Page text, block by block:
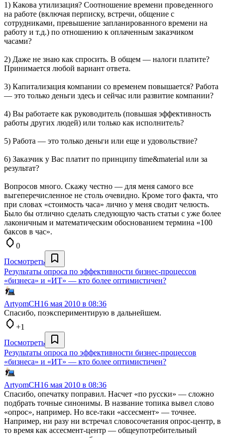
1) Какова утилизация? Соотношение времени проведенного
на работе (включая перписку, встречи, общение с
сотрудниками, превышение запланированного времени на
работу и т.д.) по отношению к оплаченным заказчиком
часами?
2) Даже не знаю как спросить. В общем — налоги платите?
Принимается любой вариант ответа.
3) Капитализация компании со временем повышается? Работа
— это только деньги здесь и сейчас или развитие компании?
4) Вы работаете как руководитель (повышая эффективность
работы других людей) или только как исполнитель?
5) Работа — это только деньги или еще и удовольствие?
6) Заказчик у Вас платит по принципу time&material или за
результат?
Вопросов много. Скажу честно — для меня самого все
выгеперечисленное не столь очевидно. Кроме того факта, что
при словах «стоимость часа» лично у меня сводит челюсть.
Было бы отлично сделать следующую часть статьи с уже более
лаконичным и математическим обоснованием термина «100
баксов в час».
0
Посмотреть
Результаты опроса по эффективности бизнес-процессов
«бизнеса» и «ИТ» — кто более оптимистичен?
ArtyomCH16 мая 2010 в 08:36
Спасибо, поэкспериментирую в дальнейшем.
+1
Посмотреть
Результаты опроса по эффективности бизнес-процессов
«бизнеса» и «ИТ» — кто более оптимистичен?
ArtyomCH16 мая 2010 в 08:36
Спасибо, опечатку поправил. Насчет «по русски» — сложно
подбрать точные синонимы. В название топика вывел слово
«опрос», например. Но все-таки «ассесмент» — точнее.
Например, ни разу ни встречал словосочетания опрос-центр, в
то время как ассесмент-центр — общеупотребительный